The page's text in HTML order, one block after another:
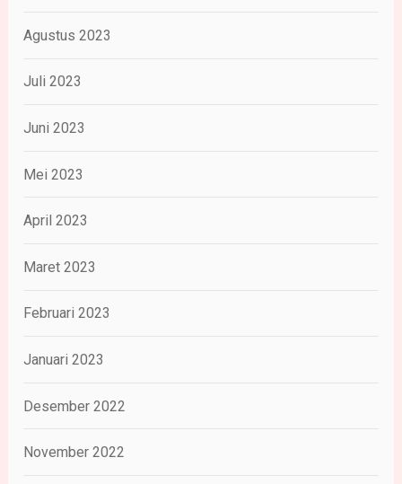
Agustus 2023
Juli 2023
Juni 2023
Mei 2023
April 2023
Maret 2023
Februari 2023
Januari 2023
Desember 2022
November 2022